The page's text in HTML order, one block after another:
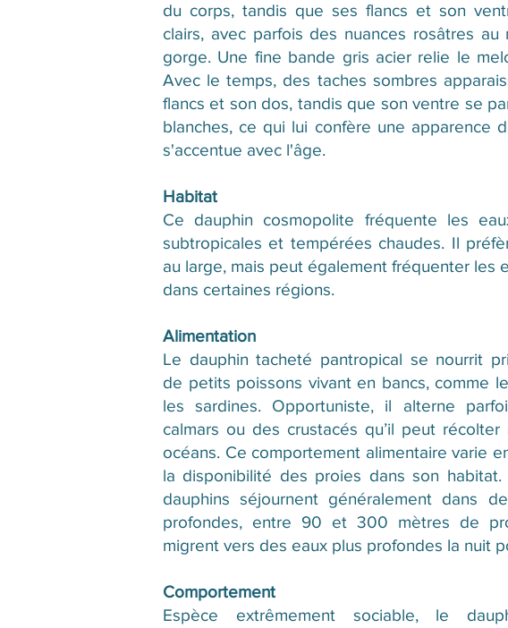
du corps, tandis que ses flancs et son
clairs, avec parfois des nuances rosâtres au
gorge. Une fine bande gris acier relie le
Avec le temps, des taches sombres
flancs et son dos, tandis que son ventre se
blanches, ce qui lui confère une apparence
s'accentue avec l'âge.
Habitat
Ce dauphin cosmopolite fréquente les
subtropicales et tempérées chaudes. Il
au large, mais peut également fréquenter les
dans certaines régions.
Alimentation
Le dauphin tacheté pantropical se nourrit
de petits poissons vivant en bancs, comme
les sardines. Opportuniste, il alterne
calmars ou des crustacés qu’il peut
océans. Ce comportement alimentaire varie
la disponibilité des proies dans son habitat.
dauphins séjournent généralement dans
profondes, entre 90 et 300 mètres de
migrent vers des eaux plus profondes la nuit
Comportement
Espèce extrêmement sociable, le